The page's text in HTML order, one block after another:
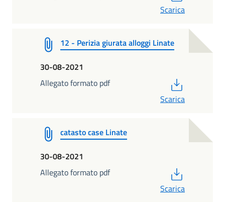
Scarica
12 - Perizia giurata alloggi Linate
30-08-2021
Allegato formato pdf
Scarica
catasto case Linate
30-08-2021
Allegato formato pdf
Scarica